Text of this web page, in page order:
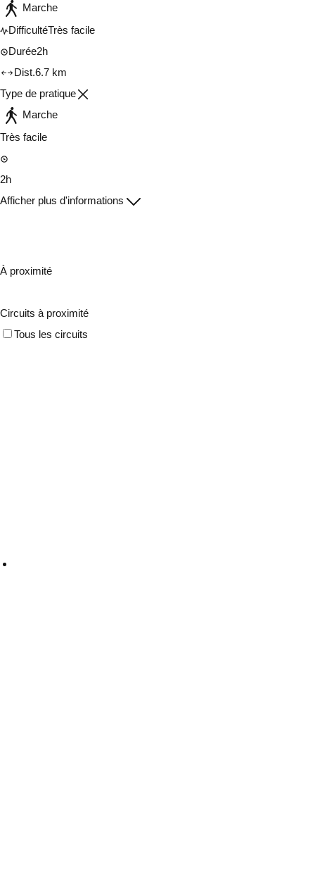
Marche
DifficultéTrès facile
Durée2h
Dist.6.7 km
Type de pratique
Marche
Très facile
2h
Afficher plus d'informations
À proximité
Circuits à proximité
Tous les circuits